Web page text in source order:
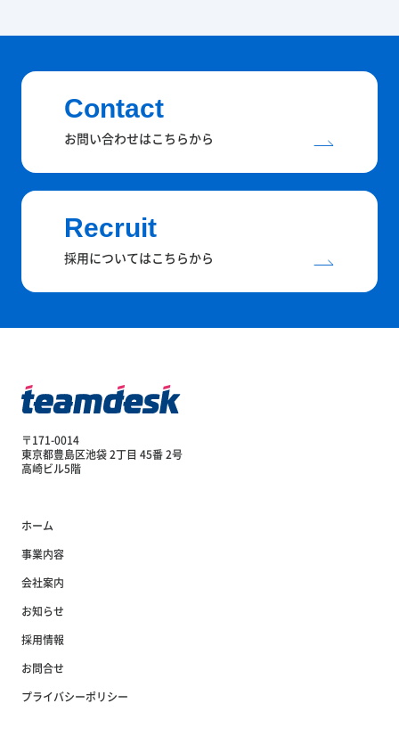
Contact
お問い合わせはこちらから
Recruit
採用についてはこちらから
〒171-0014
東京都豊島区池袋 2丁目 45番 2号
高崎ビル5階
ホーム
事業内容
会社案内
お知らせ
採用情報
お問合せ
プライバシーポリシー